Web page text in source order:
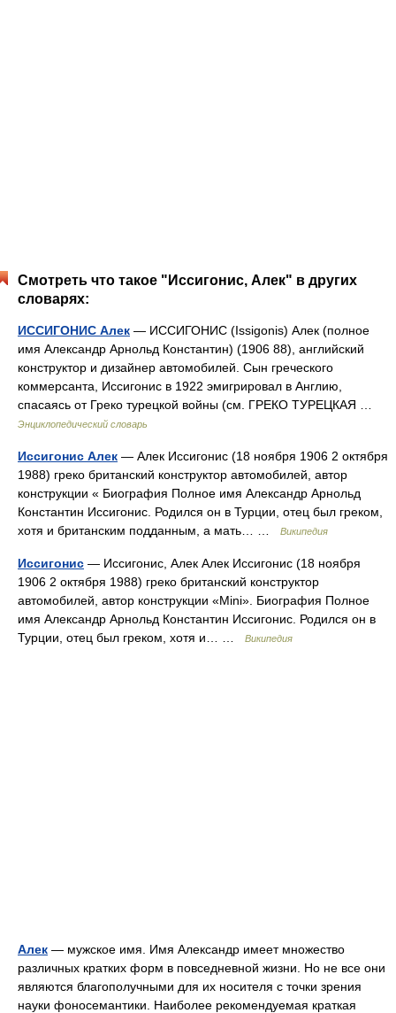
Смотреть что такое "Иссигонис, Алек" в других
словарях:
ИССИГОНИС Алек — ИССИГОНИС (Issigonis) Алек (полное
имя Александр Арнольд Константин) (1906 88), английский
конструктор и дизайнер автомобилей. Сын греческого
коммерсанта, Иссигонис в 1922 эмигрировал в Англию,
спасаясь от Греко турецкой войны (см. ГРЕКО ТУРЕЦКАЯ …
Энциклопедический словарь
Иссигонис Алек — Алек Иссигонис (18 ноября 1906 2 октября
1988) греко британский конструктор автомобилей, автор
конструкции « Биография Полное имя Александр Арнольд
Константин Иссигонис. Родился он в Турции, отец был греком,
хотя и британским подданным, а мать… …
Википедия
Иссигонис — Иссигонис, Алек Алек Иссигонис (18 ноября
1906 2 октября 1988) греко британский конструктор
автомобилей, автор конструкции «Mini». Биография Полное
имя Александр Арнольд Константин Иссигонис. Родился он в
Турции, отец был греком, хотя и… …
Википедия
Алек — мужское имя. Имя Александр имеет множество
различных кратких форм в повседневной жизни. Но не все они
являются благополучными для их носителя с точки зрения
науки фоносемантики. Наиболее рекомендуемая краткая